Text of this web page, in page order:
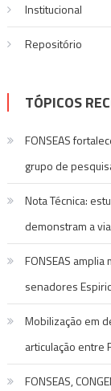
Institucional
Repositório
TÓPICOS
FONSEAS
grupo de
Nota Técnica:
demonstram a
FONSEAS
senadores
Mobilização em
articulação entre
FONSEAS,